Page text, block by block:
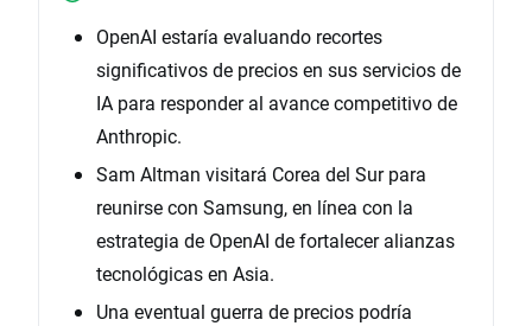
OpenAI estaría evaluando recortes
significativos de precios en sus servicios de
IA para responder al avance competitivo de
Anthropic.
Sam Altman visitará Corea del Sur para
reunirse con Samsung, en línea con la
estrategia de OpenAI de fortalecer alianzas
tecnológicas en Asia.
Una eventual guerra de precios podría